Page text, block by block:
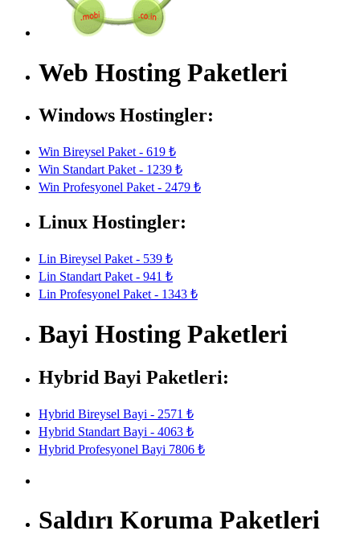
Web Hosting Paketleri
Windows Hostingler:
Win Bireysel Paket - 619 ₺
Win Standart Paket - 1239 ₺
Win Profesyonel Paket - 2479 ₺
Linux Hostingler:
Lin Bireysel Paket - 539 ₺
Lin Standart Paket - 941 ₺
Lin Profesyonel Paket - 1343 ₺
Bayi Hosting Paketleri
Hybrid Bayi Paketleri:
Hybrid Bireysel Bayi - 2571 ₺
Hybrid Standart Bayi - 4063 ₺
Hybrid Profesyonel Bayi 7806 ₺
Saldırı Koruma Paketleri